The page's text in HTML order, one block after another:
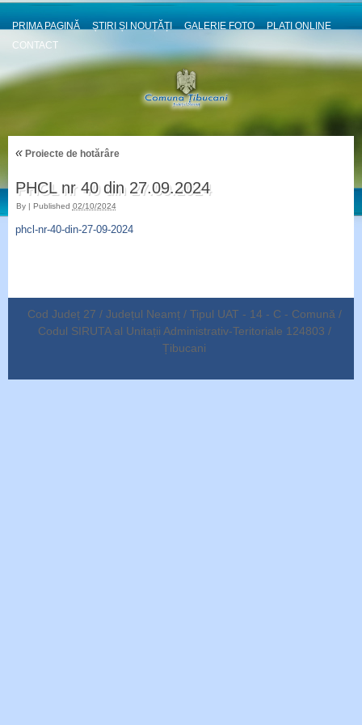
PRIMA PAGINĂ ȘTIRI ȘI NOUȚĂȚI GALERIE FOTO
PLATI ONLINE
CONTACT
«Proiecte de hotărâre
PHCL nr 40 din 27.09.2024
By | Published 02/10/2024
phcl-nr-40-din-27-09-2024
Cod Județ 27 / Județul Neamț / Tipul UAT - 14 - C - Comună /
Codul SIRUTA al Unitații Administrativ-Teritoriale 124803 /
Țibucani